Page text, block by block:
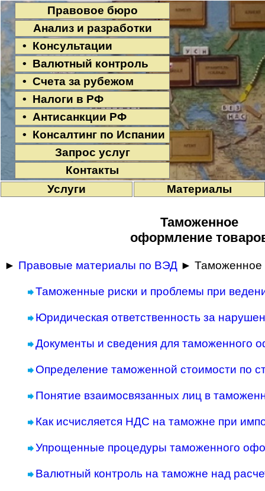
Правовое бюро
Анализ и разработки
• Консультации
• Валютный контроль
• Счета за рубежом
• Налоги в РФ
• Антисанкции РФ
• Консалтинг по Испании
Запрос услуг
Контакты
Услуги
Материалы
Таможенное
оформление
► Правовые материалы по ВЭД ► Таможенное
Таможенные риски и проблемы при
Юридическая ответственность за
Документы и сведения для таможенного
Определение таможенной стоимости по
Понятие взаимосвязанных лиц в
Как исчисляется НДС на таможне при
Упрощенные процедуры таможенного
Валютный контроль на таможне над